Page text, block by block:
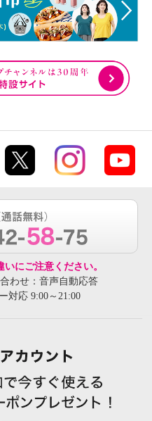
にご注意ください。
わせ：音声自動応答
対応 9:00～21:00